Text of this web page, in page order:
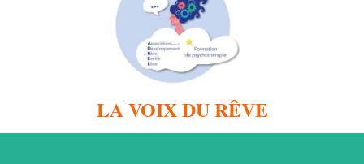
LA VOIX DU RÊVE